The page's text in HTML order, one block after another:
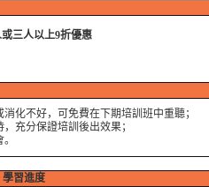
三人以上9折優惠
不好，可免費在下期培訓班中重聽；
充分保證培訓後出效果；
學習進度